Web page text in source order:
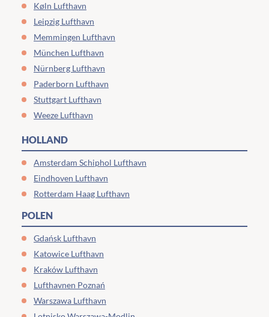
Køln Lufthavn
Leipzig Lufthavn
Memmingen Lufthavn
München Lufthavn
Nürnberg Lufthavn
Paderborn Lufthavn
Stuttgart Lufthavn
Weeze Lufthavn
HOLLAND
Amsterdam Schiphol Lufthavn
Eindhoven Lufthavn
Rotterdam Haag Lufthavn
POLEN
Gdańsk Lufthavn
Katowice Lufthavn
Kraków Lufthavn
Lufthavnen Poznań
Warszawa Lufthavn